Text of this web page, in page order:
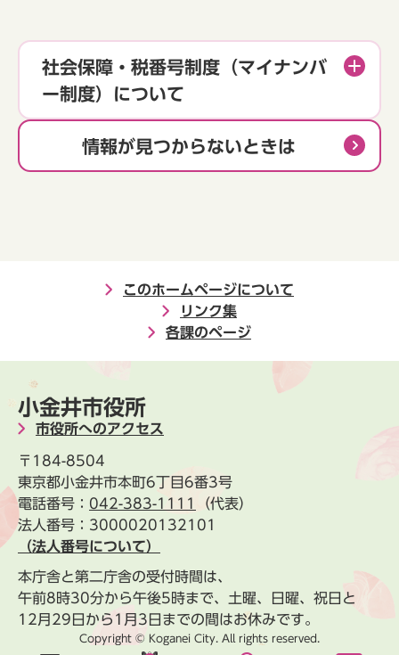
社会保障・税番号制度（マイナンバ
ー制度）について
情報が見つからないときは
このホームページについて
リンク集
各課のページ
小金井市役所
市役所へのアクセス
〒184-8504
東京都小金井市本町6丁目6番3号
電話番号： 042-383-1111
（代表）
法人番号：3000020132101
（法人番号について）
本庁舎と第二庁舎の受付時間は、
午前8時30分から午後5時まで、土曜、日曜、祝日と
12月29日から1月3日までの間はお休みです。
Copyright © Koganei City. All rights reserved.